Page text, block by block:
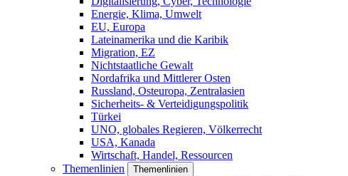
Energie, Klima, Umwelt
EU, Europa
Lateinamerika und die Karibik
Migration, EZ
Nichtstaatliche Gewalt
Nordafrika und Mittlerer Osten
Russland, Osteuropa, Zentralasien
Sicherheits- & Verteidigungspolitik
Türkei
UNO, globales Regieren, Völkerrecht
USA, Kanada
Wirtschaft, Handel, Ressourcen
Themenlinien
Themenlinien